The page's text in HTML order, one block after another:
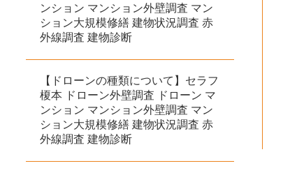
ンション マンション外壁調査 マン
ション大規模修繕 建物状況調査 赤
外線調査 建物診断
【ドローンの種類について】セラフ
榎本 ドローン外壁調査 ドローン マ
ンション マンション外壁調査 マン
ション大規模修繕 建物状況調査 赤
外線調査 建物診断